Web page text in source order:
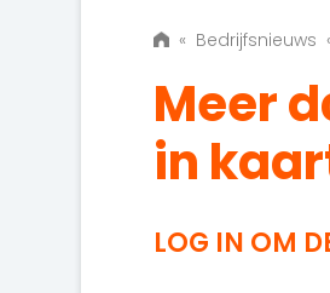
« Bedrijfsnieuws
Meer
in
LOG IN OM